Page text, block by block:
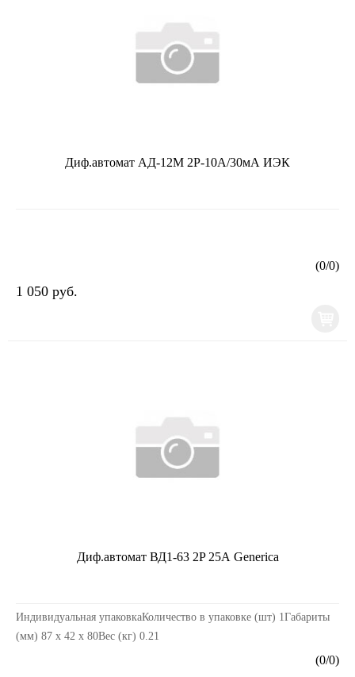
Диф.автомат АД-12М 2Р-10А/30мА ИЭК
(0/0)
1 050 руб.
Диф.автомат ВД1-63 2P 25А Generica
Индивидуальная упаковкаКоличество в упаковке (шт) 1Габариты
(мм) 87 x 42 x 80Вес (кг) 0.21
(0/0)